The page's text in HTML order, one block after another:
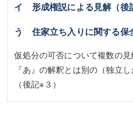
イ 形成権説による見解（後
う 住家立ち入りに関する保
仮処分の可否について複数の
『あ』の解釈とは別の（独立
（後記※３ ）